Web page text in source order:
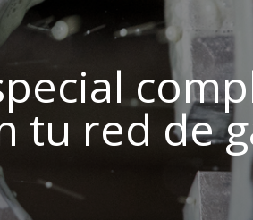
tu red de